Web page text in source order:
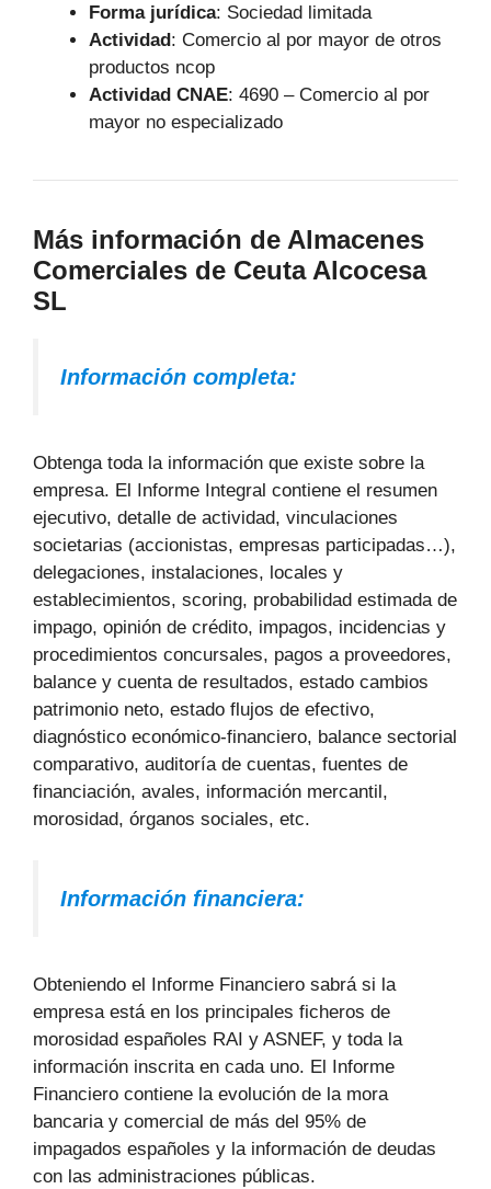
Forma jurídica: Sociedad limitada
Actividad: Comercio al por mayor de otros
productos ncop
Actividad CNAE: 4690 – Comercio al por
mayor no especializado
Más información de Almacenes
Comerciales de Ceuta Alcocesa
SL
Información completa:
Obtenga toda la información que existe sobre la
empresa. El Informe Integral contiene el resumen
ejecutivo, detalle de actividad, vinculaciones
societarias (accionistas, empresas participadas…),
delegaciones, instalaciones, locales y
establecimientos, scoring, probabilidad estimada de
impago, opinión de crédito, impagos, incidencias y
procedimientos concursales, pagos a proveedores,
balance y cuenta de resultados, estado cambios
patrimonio neto, estado flujos de efectivo,
diagnóstico económico-financiero, balance sectorial
comparativo, auditoría de cuentas, fuentes de
financiación, avales, información mercantil,
morosidad, órganos sociales, etc.
Información financiera:
Obteniendo el Informe Financiero sabrá si la
empresa está en los principales ficheros de
morosidad españoles RAI y ASNEF, y toda la
información inscrita en cada uno. El Informe
Financiero contiene la evolución de la mora
bancaria y comercial de más del 95% de
impagados españoles y la información de deudas
con las administraciones públicas.